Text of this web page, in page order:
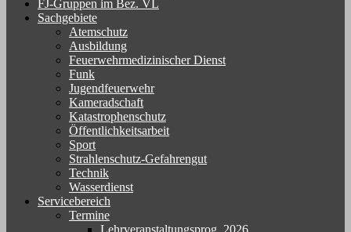
FJ-Gruppen im Bez. VL
Sachgebiete
Atemschutz
Ausbildung
Feuerwehrmedizinischer Dienst
Funk
Jugendfeuerwehr
Kameradschaft
Katastrophenschutz
Öffentlichkeitsarbeit
Sport
Strahlenschutz-Gefahrengut
Technik
Wasserdienst
Servicebereich
Termine
Lehrveranstaltungsprog. 2026